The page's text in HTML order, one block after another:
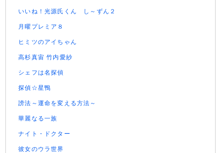
いいね！光源氏くん し～ずん２
月曜プレミア８
ヒミツのアイちゃん
高杉真宙 竹内愛紗
シェフは名探偵
探偵☆星鴨
謗法～運命を変える方法～
華麗なる一族
ナイト・ドクター
彼女のウラ世界